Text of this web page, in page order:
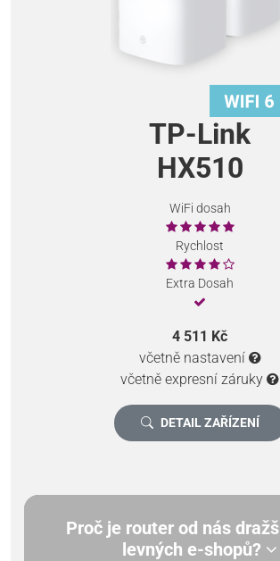
TP-Link
HX510
WiFi dosah
Rychlost
Extra Dosah
4 511 Kč
včetně nastavení
včetně expresní záruky
DETAIL ZAŘÍZENÍ
Proč je router od nás
levných e-shopů?